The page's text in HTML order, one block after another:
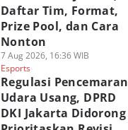
Daftar Tim, Format,
Prize Pool, dan Cara
Nonton
7 Aug 2026, 16:36 WIB
Esports
Regulasi Pencemaran
Udara Usang, DPRD
DKI Jakarta Didorong